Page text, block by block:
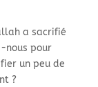
a sacrifié
nous pour
un peu de
?